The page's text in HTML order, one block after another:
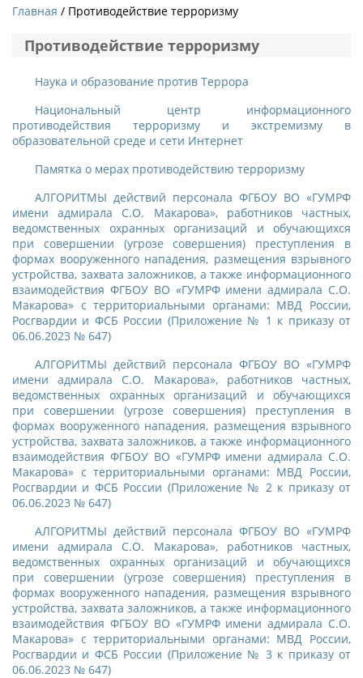
Главная / Противодействие терроризму
Противодействие терроризму
Наука и образование против Террора
Национальный центр информационного
противодействия терроризму и экстремизму в
образовательной среде и сети Интернет
Памятка о мерах противодействию терроризму
АЛГОРИТМЫ действий персонала ФГБОУ ВО «ГУМРФ
имени адмирала С.О. Макарова», работников частных,
ведомственных охранных организаций и обучающихся
при совершении (угрозе совершения) преступления в
формах вооруженного нападения, размещения взрывного
устройства, захвата заложников, а также информационного
взаимодействия ФГБОУ ВО «ГУМРФ имени адмирала С.О.
Макарова» с территориальными органами: МВД России,
Росгвардии и ФСБ России (Приложение № 1 к приказу от
06.06.2023 № 647)
АЛГОРИТМЫ действий персонала ФГБОУ ВО «ГУМРФ
имени адмирала С.О. Макарова», работников частных,
ведомственных охранных организаций и обучающихся
при совершении (угрозе совершения) преступления в
формах вооруженного нападения, размещения взрывного
устройства, захвата заложников, а также информационного
взаимодействия ФГБОУ ВО «ГУМРФ имени адмирала С.О.
Макарова» с территориальными органами: МВД России,
Росгвардии и ФСБ России (Приложение № 2 к приказу от
06.06.2023 № 647)
АЛГОРИТМЫ действий персонала ФГБОУ ВО «ГУМРФ
имени адмирала С.О. Макарова», работников частных,
ведомственных охранных организаций и обучающихся
при совершении (угрозе совершения) преступления в
формах вооруженного нападения, размещения взрывного
устройства, захвата заложников, а также информационного
взаимодействия ФГБОУ ВО «ГУМРФ имени адмирала С.О.
Макарова» с территориальными органами: МВД России,
Росгвардии и ФСБ России (Приложение № 3 к приказу от
06.06.2023 № 647)